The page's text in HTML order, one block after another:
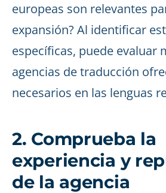
europeas son relevantes
expansión? Al identificar
específicas, puede evaluar
agencias de traducción
necesarios en las lenguas
2. Comprueba la
experiencia y
de la agencia